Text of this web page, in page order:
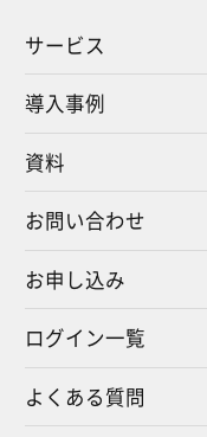
サービス
導入事例
資料
お問い合わせ
お申し込み
ログイン一覧
よくある質問